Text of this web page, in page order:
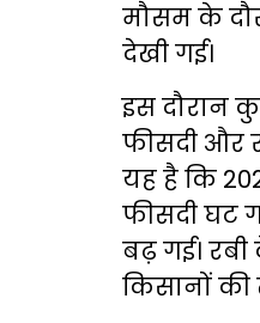
मौसम के
देखी गई।
इस दौरान
फीसदी और
यह है कि
फीसदी घट
बढ़ गई।
किसानों की